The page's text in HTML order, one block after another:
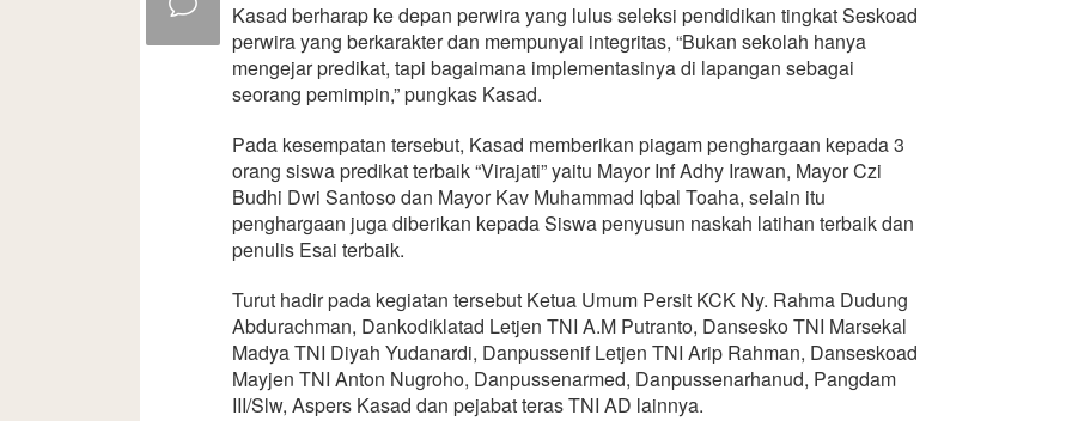
Kasad berharap ke depan perwira yang lulus seleksi pendidikan tingkat Seskoad
perwira yang berkarakter dan mempunyai integritas, “Bukan sekolah hanya
mengejar predikat, tapi bagaimana implementasinya di lapangan sebagai
seorang pemimpin,” pungkas Kasad.
Pada kesempatan tersebut, Kasad memberikan piagam penghargaan kepada 3
orang siswa predikat terbaik “Virajati” yaitu Mayor Inf Adhy Irawan, Mayor Czi
Budhi Dwi Santoso dan Mayor Kav Muhammad Iqbal Toaha, selain itu
penghargaan juga diberikan kepada Siswa penyusun naskah latihan terbaik dan
penulis Esai terbaik.
Turut hadir pada kegiatan tersebut Ketua Umum Persit KCK Ny. Rahma Dudung
Abdurachman, Dankodiklatad Letjen TNI A.M Putranto, Dansesko TNI Marsekal
Madya TNI Diyah Yudanardi, Danpussenif Letjen TNI Arip Rahman, Danseskoad
Mayjen TNI Anton Nugroho, Danpussenarmed, Danpussenarhanud, Pangdam
III/Slw, Aspers Kasad dan pejabat teras TNI AD lainnya.